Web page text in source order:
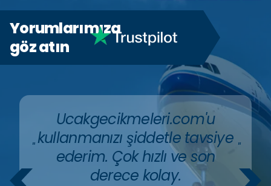
Yorumlarımıza
göz atın
"
Ucakgecikmeleri.com'u
kullanmanızı şiddetle tavsiye
ederim. Çok hızlı ve son
derece kolay.
"